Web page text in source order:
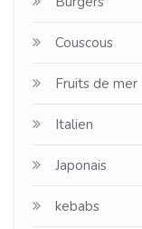
Couscous
Fruits de mer
Italien
Japonais
kebabs